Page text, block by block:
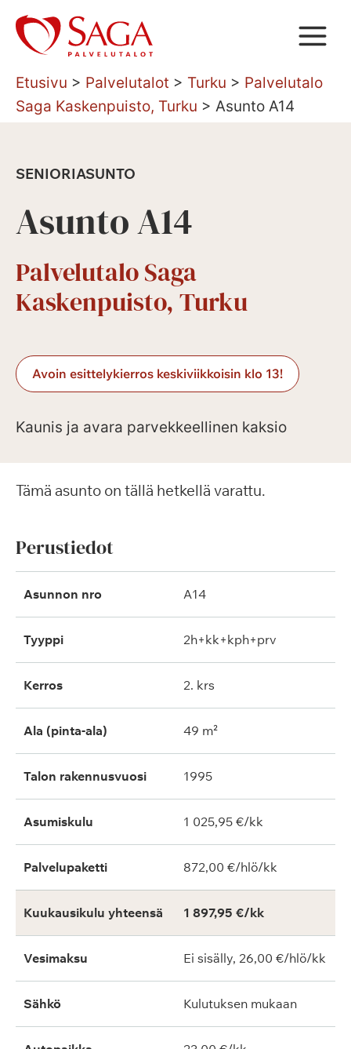
Siirry
sisältöön
Etusivu > Palvelutalot > Turku > Palvelutalo
Saga Kaskenpuisto, Turku > Asunto A14
SENIORIASUNTO
Asunto A14
Palvelutalo Saga
Kaskenpuisto, Turku
Avoin esittelykierros keskiviikkoisin klo 13!
Kaunis ja avara parvekkeellinen kaksio
Tämä asunto on tällä hetkellä varattu.
Perustiedot
Asunnon nro A14
Tyyppi 2h+kk+kph+prv
Kerros 2. krs
Ala (pinta-ala) 49 m²
Talon rakennusvuosi 1995
Asumiskulu 1 025,95 €/kk
Palvelupaketti 872,00 €/hlö/kk
Kuukausikulu yhteensä 1 897,95 €/kk
Vesimaksu Ei sisälly, 26,00 €/hlö/kk
Sähkö Kulutuksen mukaan